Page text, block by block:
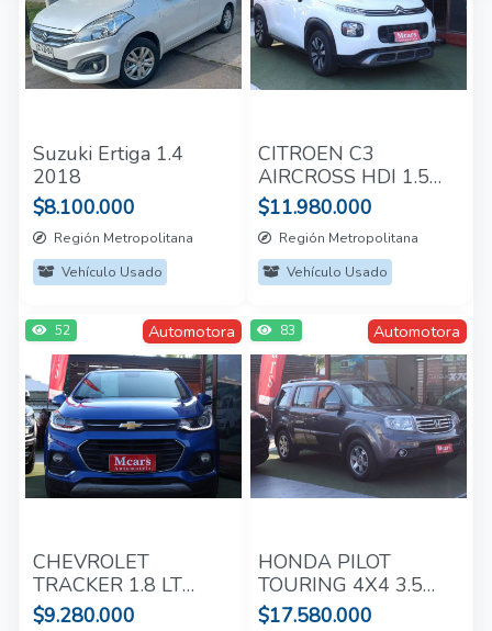
Suzuki Ertiga 1.4
2018
$8.100.000
Región Metropolitana
Vehículo Usado
CITROEN C3
AIRCROSS HDI 1.5
TURBO 2021
$11.980.000
Región Metropolitana
Vehículo Usado
Automotora
52
CHEVROLET
TRACKER 1.8 LT
2017
$9.280.000
Automotora
83
HONDA PILOT
TOURING 4X4 3.5
AUT 2015
$17.580.000